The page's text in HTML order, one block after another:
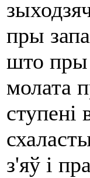
пры
што пры
молата
ступені
з'яў i